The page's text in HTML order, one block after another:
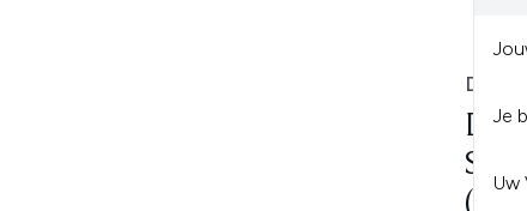
Je
Uw
DR.
DR.